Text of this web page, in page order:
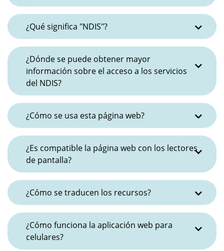
¿Qué significa "NDIS"?
¿Dónde se puede obtener mayor
información sobre el acceso a los servicios
del NDIS?
¿Cómo se usa esta página web?
¿Es compatible la página web con los lectores
de pantalla?
¿Cómo se traducen los recursos?
¿Cómo funciona la aplicación web para
celulares?